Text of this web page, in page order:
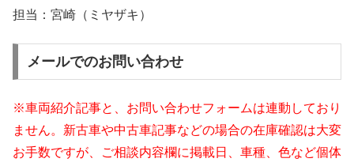
担当：宮崎（ミヤザキ）
メールでのお問い合わせ
※車両紹介記事と、お問い合わせフォームは連動しており
ません。新古車や中古車記事などの場合の在庫確認は大変
お手数ですが、ご相談内容欄に掲載日、車種、色など個体